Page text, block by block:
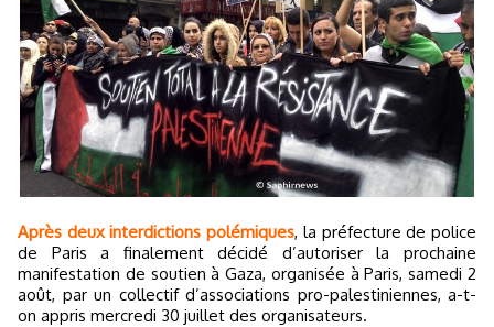
Après deux interdictions polémiques, la préfecture de police
de Paris a finalement décidé d’autoriser la prochaine
manifestation de soutien à Gaza, organisée à Paris, samedi 2
août, par un collectif d’associations pro-palestiniennes, a-t-
on appris mercredi 30 juillet des organisateurs.